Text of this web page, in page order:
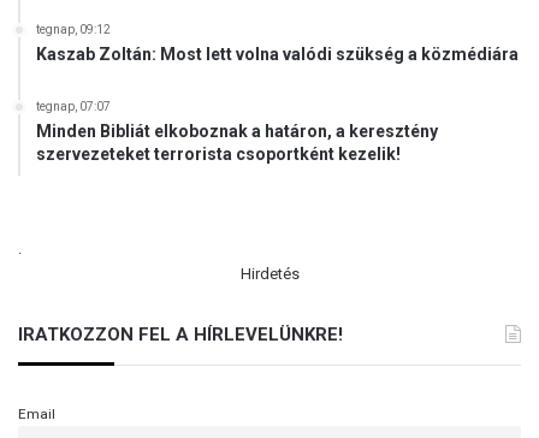
tegnap, 09:12
Kaszab Zoltán: Most lett volna valódi szükség a közmédiára
tegnap, 07:07
Minden Bibliát elkoboznak a határon, a keresztény
szervezeteket terrorista csoportként kezelik!
.
Hirdetés
IRATKOZZON FEL A HÍRLEVELÜNKRE!
Email